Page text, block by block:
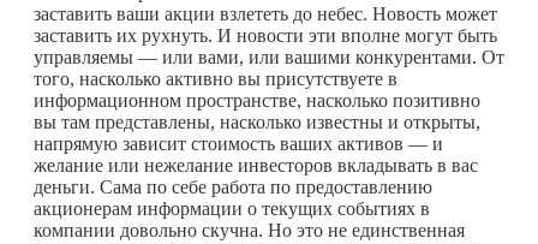
заставить ваши акции взлететь до небес. Новость может
заставить их рухнуть. И новости эти вполне могут быть
управляемы — или вами, или вашими конкурентами. От
того, насколько активно вы присутствуете в
информационном пространстве, насколько позитивно
вы там представлены, насколько известны и открыты,
напрямую зависит стоимость ваших активов — и
желание или нежелание инвесторов вкладывать в вас
деньги. Сама по себе работа по предоставлению
акционерам информации о текущих событиях в
компании довольно скучна. Но это не единственная